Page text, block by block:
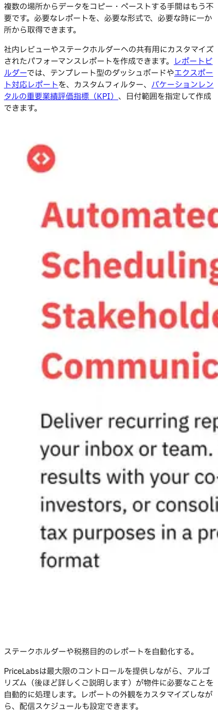
複数の場所からデータをコピー・ペーストする手間はもう不
要です。必要なレポートを、必要な形式で、必要な時に一か
所から取得できます。
社内レビューやステークホルダーへの共有用にカスタマイズ
されたパフォーマンスレポートを作成できます。 レポートビ
ルダーでは、テンプレート型のダッシュボードやエクスポー
ト対応レポートを、カスタムフィルター、 バケーションレン
タルの重要業績評価指標（KPI）、日付範囲を指定して作成
できます。
ステークホルダーや税務目的のレポートを自動化する。
PriceLabsは最大限のコントロールを提供しながら、アルゴ
リズム（後ほど詳しくご説明します）が物件に必要なことを
自動的に処理します。レポートの外観をカスタマイズしなが
ら、配信スケジュールも設定できます。